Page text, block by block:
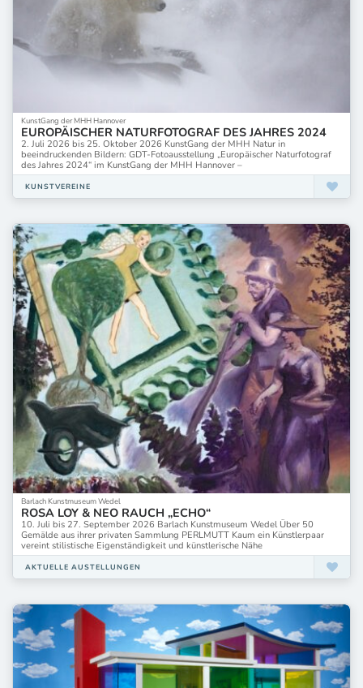
KunstGang der MHH Hannover
EUROPÄISCHER NATURFOTOGRAF DES JAHRES 2024
2. Juli 2026 bis 25. Oktober 2026 KunstGang der MHH Natur in
beeindruckenden Bildern: GDT-Fotoausstellung „Europäischer Naturfotograf
des Jahres 2024“ im KunstGang der MHH Hannover –
KUNSTVEREINE
Barlach Kunstmuseum Wedel
ROSA LOY & NEO RAUCH „ECHO“
10. Juli bis 27. September 2026 Barlach Kunstmuseum Wedel Über 50
Gemälde aus ihrer privaten Sammlung PERLMUTT Kaum ein Künstlerpaar
vereint stilistische Eigenständigkeit und künstlerische Nähe
AKTUELLE AUSTELLUNGEN